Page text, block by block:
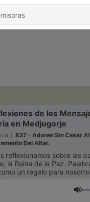
de los
en Medjugorje
837 - Adoren Sin Cesar
Del Altar.
reflexionamos sobre las
la Reina de la Paz.
un regalo para